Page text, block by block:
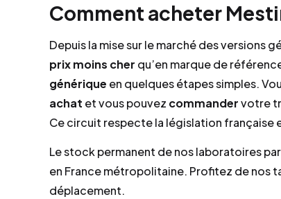
Comment acheter
Depuis la mise sur le marché des versions
prixmoins cher qu’en marque de
générique en quelques étapes simples.
achat et vous pouvez commandervotre
Ce circuit respecte la législation
Le stock permanent de nos laboratoires
en France métropolitaine. Profitez de nos
déplacement.